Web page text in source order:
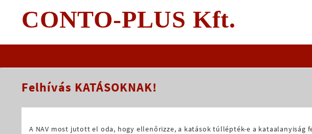
contentCONTO-PLUS Kft.
Felhívás KATÁSOKNAK!
A NAV most jutott el oda, hogy ellenőrizze, a katások túllépték-e a